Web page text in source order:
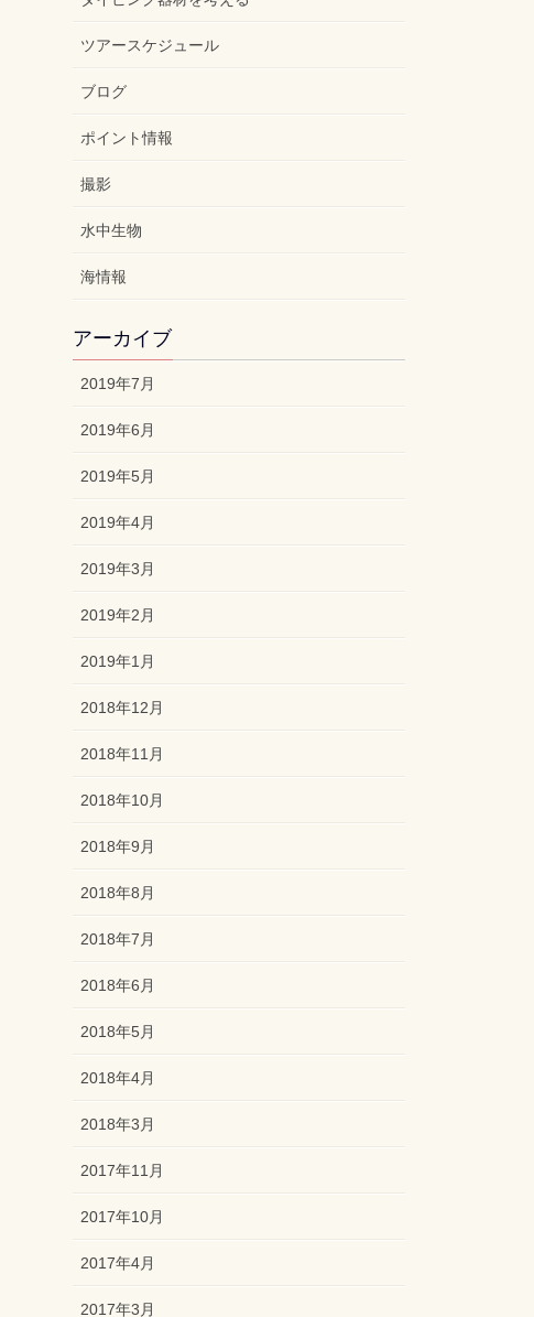
ツアースケジュール
ブログ
ポイント情報
撮影
水中生物
海情報
アーカイブ
2019年7月
2019年6月
2019年5月
2019年4月
2019年3月
2019年2月
2019年1月
2018年12月
2018年11月
2018年10月
2018年9月
2018年8月
2018年7月
2018年6月
2018年5月
2018年4月
2018年3月
2017年11月
2017年10月
2017年4月
2017年3月